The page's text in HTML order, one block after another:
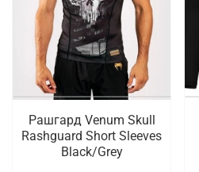
Рашгард Venum Skull
Rashguard Short Sleeves
Black/Grey